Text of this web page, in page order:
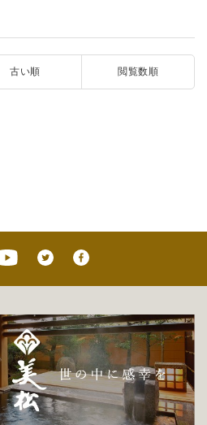
古い順 閲覧数順